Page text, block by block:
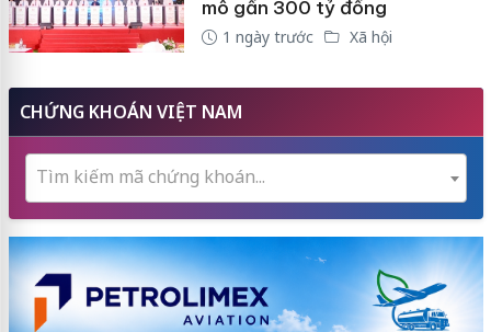
mô gần 300 tỷ đồng
1 ngày trước Xã hội
CHỨNG KHOÁN VIỆT NAM
Tìm kiếm mã chứng khoán...